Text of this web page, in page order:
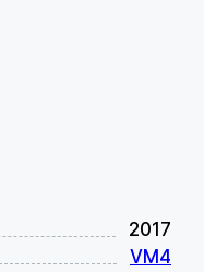
2017
VM4